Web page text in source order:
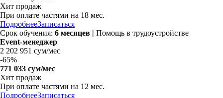
Хит продаж
При оплате частями на 18 мес.
ПодробнееЗаписаться
Срок обучения: 6 месяцев | Помощь в трудоустройстве
Event-менеджер
2 202 951 сум/мес
-65%
771 033 сум/мес
Хит продаж
При оплате частями на 12 мес.
ПодробнееЗаписаться